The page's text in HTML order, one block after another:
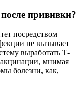
прививки?
посредством
не вызывает
выработать Т-
мнимая
болезни, как,